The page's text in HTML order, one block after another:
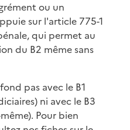
ou un
sur l'article 775-1
qui permet au
du B2 même sans
pas avec le B1
ni avec le B3
Pour bien